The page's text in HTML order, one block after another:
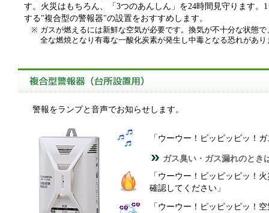
す。火災はもちろん、「3つのあんしん」を24時間見守ります
する"複合型の警報器"の設置をおすすめします。
※ ガスが燃えるには新鮮な空気が必要です。換気が不十分な状態
全な燃焼となり有毒な一酸化炭素が発生し中毒となる恐れがあり
警報をランプと音声でお知らせします。
「ウーウー！ピッピッピッ！
ガス臭い・ガス漏れのとき
「ウーウー！ピッピッピッ！
確認してください」
「ウーウー！ピッピッピッ！